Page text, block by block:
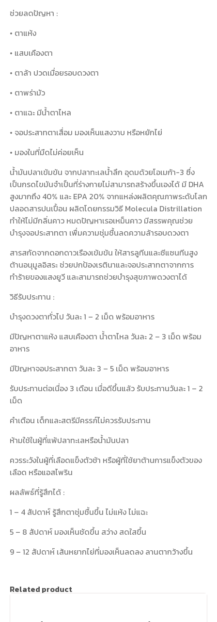
ช่วยลดปัญหา :
• ตาแห้ง
• แสบเคืองตา
• ตาล้า ปวดเมื่อยรอบดวงตา
• ตาพร่ามัว
• ตาแฉะ มีน้ำตาไหล
• จอประสาทตาเสื่อม มองเห็นแสงวาบ หรือหยักไย่
• มองในที่มืดไม่ค่อยเห็น
น้ำมันปลาเข้มข้น จากปลาทะเลน้ำลึก อุดมด้วยโอเมก้า-3 ซึ่ง
เป็นกรดไขมันจำเป็นที่ร่างกายไม่สามารถสร้างขึ้นเองได้ มี DHA
สูงมากถึง 40% และ EPA 20% จากแหล่งผลิตคุณภาพระดับโลก
ปลอดสารปนเปื้อน ผลิตโดยกรรมวิธี Molecula Distrillation
ทำให้ไม่มีกลิ่นคาว หมดปัญหาเรอเหม็นคาว มีสรรพคุณช่วย
บำรุงจอประสาทตา เพื่มความชุ่มชื้นลดความล้ารอบดวงตา
สารสกัดจากดอกดาวเรืองเข้มข้น ให้สารลูทีนและซีแซนทีนสูง
ต้านอนุมูลอิสระ ช่วยปกป้องเรตินาและจอประสาทตาจากการ
ทำร้ายของแสงยูวี และสามารถช่วยบำรุงสุขภาพดวงตาได้
วิธีรับประทาน :
บำรุงดวงตาทั่วไป วันละ 1 – 2 เม็ด พร้อมอาหาร
มีปัญหาตาแห้ง แสบเคืองตา น้ำตาไหล วันละ 2 – 3 เม็ด พร้อม
อาหาร
มีปัญหาจอประสาทตา วันละ 3 – 5 เม็ด พร้อมอาหาร
รับประทานต่อเนื่อง 3 เดือน เมื่อดีขึ้นแล้ว รับประทานวันละ 1 – 2
เม็ด
คำเตือน เด็กและสตรีมีครรภ์ไม่ควรรับประทาน
ห้ามใช้ในผู้ที่แพ้ปลาทะเลหรือน้ำมันปลา
ควรระวังในผู้ที่เลือดแข็งตัวช้า หรือผู้ที่ใช้ยาต้านการแข็งตัวของ
เลือด หรือแอสไพริน
ผลลัพธ์ที่รู้สึกได้ :
1 – 4 สัปดาห์ รู้สึกตาชุ่มชื้นขึ้น ไม่แห้ง ไม่แฉะ
5 – 8 สัปดาห์ มองเห็นชัดขึ้น สว่าง สดใสขึ้น
9 – 12 สัปดาห์ เส้นหยากไย่ที่มองเห็นลดลง ลานตากว้างขึ้น
Related product